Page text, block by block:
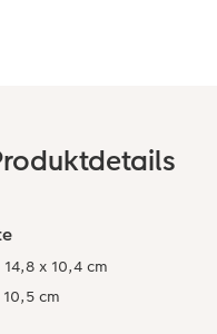
x 10,4 cm
10,5 cm